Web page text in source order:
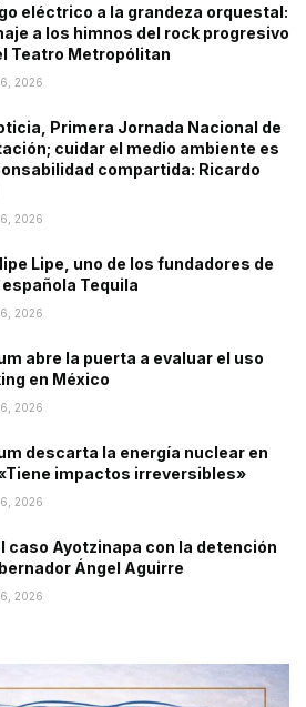
eléctrico a la grandeza orquestal:
a los himnos del rock progresivo
Teatro Metropólitan
2026
Primera Jornada Nacional de
cuidar el medio ambiente es
compartida: Ricardo
2026
Lipe, uno de los fundadores de
Tequila
2026
abre la puerta a evaluar el uso
en México
2026
descarta la energía nuclear en
impactos irreversibles»
2026
caso Ayotzinapa con la detención
Ángel Aguirre
2026